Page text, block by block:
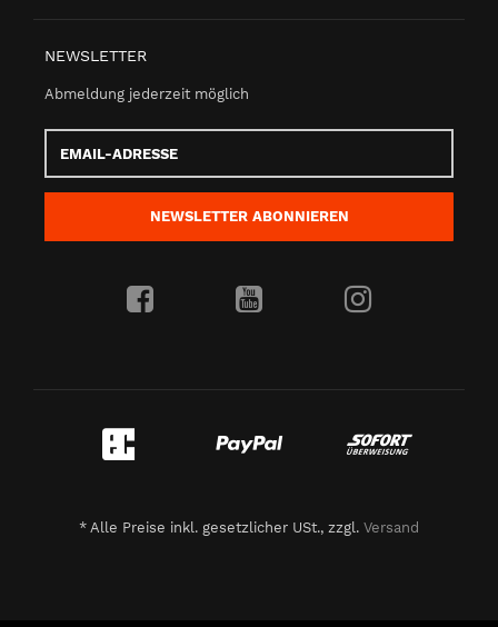
NEWSLETTER
Abmeldung jederzeit möglich
Adresse
NEWSLETTER ABONNIEREN
* Alle Preise inkl. gesetzlicher USt., zzgl. Versand